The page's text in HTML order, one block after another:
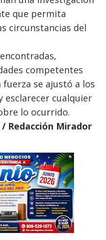
que permita
circunstancias del
competentes
se ajustó a los
esclarecer cualquier
lo ocurrido.
Redacción Mirador